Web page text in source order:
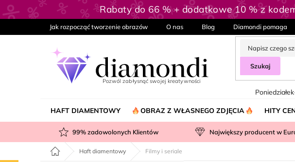
Przejść
do
Rabaty do 66 % + dodatkowe 10 % z
Jak rozpocząć tworzenie obrazów O nas Blog Diamondi pomaga
Szukaj
HAFT DIAMENTOWY OBRAZ Z WŁASNEGO ZDJĘCIA HITY
99% zadowolonych Klientów Największy producent w
Home Haft diamentowy Filmy i seriale